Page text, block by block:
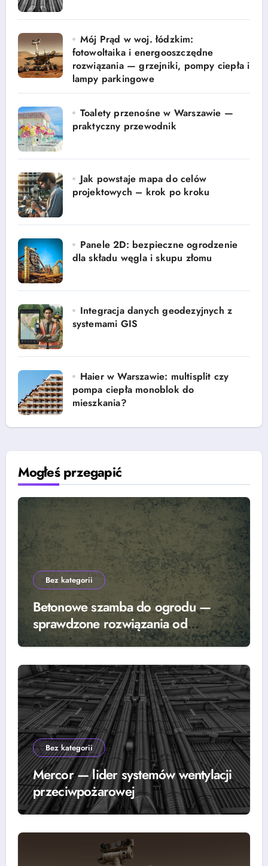
Mój Prąd w woj. łódzkim:
fotowoltaika i energooszczędne
rozwiązania — grzejniki, pompy ciepła i
lampy parkingowe
Toalety przenośne w Warszawie —
praktyczny przewodnik
Jak powstaje mapa do celów
projektowych – krok po kroku
Panele 2D: bezpieczne ogrodzenie
dla składu węgla i skupu złomu
Integracja danych geodezyjnych z
systemami GIS
Haier w Warszawie: multisplit czy
pompa ciepła monoblok do
mieszkania?
Mogłeś przegapić
Bez kategorii
Betonowe szamba do ogrodu —
sprawdzone rozwiązania od
renomowanego producenta
Bez kategorii
Mercor — lider systemów wentylacji
przeciwpożarowej